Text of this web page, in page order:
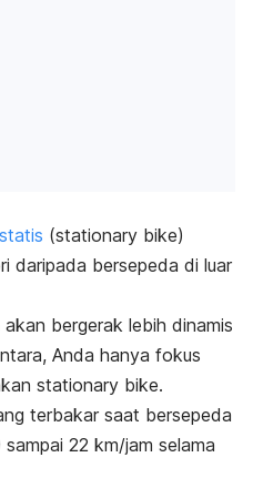
(stationary bike)
daripada bersepeda di luar
bergerak lebih dinamis
Anda hanya fokus
stationary bike.
terbakar saat bersepeda
22 km/jam selama